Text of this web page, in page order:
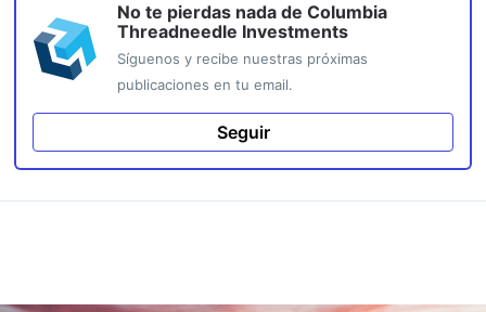
No te pierdas nada de Columbia
Threadneedle Investments
Síguenos y recibe nuestras próximas
publicaciones en tu email.
Seguir